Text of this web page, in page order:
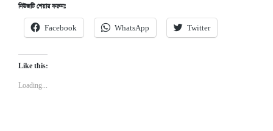
নিউজটি শেয়ার করুনঃ
Facebook WhatsApp Twitter
Like this:
Loading...